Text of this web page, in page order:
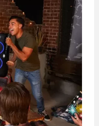
Uvjeti i odredbe